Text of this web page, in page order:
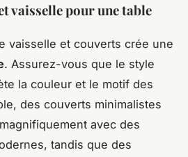
vaisselle pour une table
vaisselle et couverts crée une
. Assurez-vous que le style
la couleur et le motif des
des couverts minimalistes
avec des
tandis que des